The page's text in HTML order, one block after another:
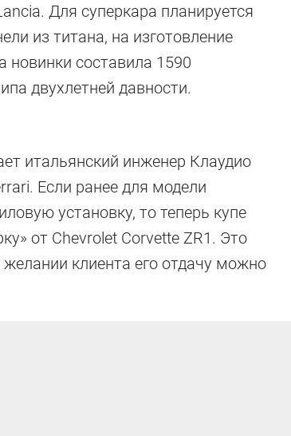
Для суперкара планируется
из титана, на изготовление
новинки составила 1590
двухлетней давности.
итальянский инженер Клаудио
Если ранее для модели
установку, то теперь купе
от Chevrolet Corvette ZR1. Это
клиента его отдачу можно